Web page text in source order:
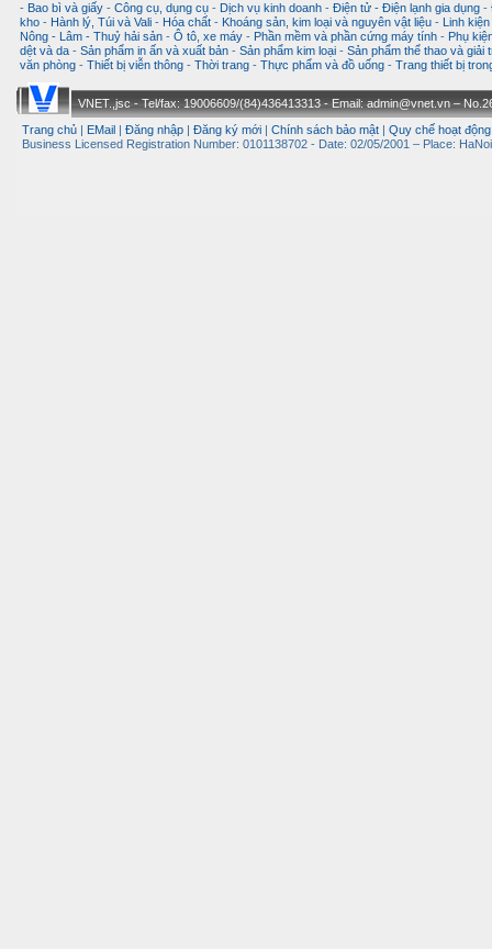
- Bao bì và giấy - Công cụ, dụng cụ - Dịch vụ kinh doanh - Điện tử - Điện lạnh gia dụng -
kho - Hành lý, Túi và Vali - Hóa chất - Khoáng sản, kim loại và nguyên vật liệu -
Linh
Nông - Lâm - Thuỷ hải sản - Ô tô, xe máy - Phần mềm và phần cứng máy tính - Phụ
dệt và da - Sản phẩm in ấn và xuất bản - Sản phẩm kim loại - Sản phẩm thể thao và giải
văn phòng - Thiết bị viễn thông - Thời trang - Thực phẩm và đồ uống - Trang thiết bị
VNET.,jsc - Tel/fax: 19006609/(84)436413313 - Email: admin@vnet.vn –
Trang chủ
EMail Đăng nhập Đăng ký mới Chính sách bảo mật Quy chế hoạt động
Business Licensed Registration Number: 0101138702 - Date: 02/05/2001 – Place: